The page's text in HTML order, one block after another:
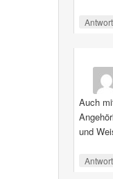
Auch
und